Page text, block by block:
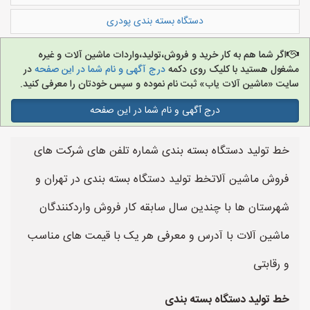
دستگاه بسته بندی پودری
اگر شما هم به کار خرید و فروش،تولید،واردات ماشین آلات و غیره
مشغول هستید با کلیک روی دکمهدرج آگهی و نام شما در این صفحهدر
سایت «ماشین آلات یاب» ثبت نام نموده و سپس خودتان را معرفی کنید.
درج آگهی و نام شما در این صفحه
خط تولید دستگاه بسته بندی شماره تلفن های شرکت های
فروش ماشین آلاتخط تولید دستگاه بسته بندی در تهران و
شهرستان ها با چندین سال سابقه کار فروش واردکنندگان
ماشین آلات با آدرس و معرفی هر یک با قیمت های مناسب
و رقابتی
خط تولید دستگاه بسته بندی